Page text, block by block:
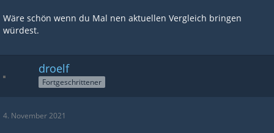
Wäre schön wenn du Mal nen aktuellen Vergleich bringen
würdest.
droelf
Fortgeschrittener
4. November 2021